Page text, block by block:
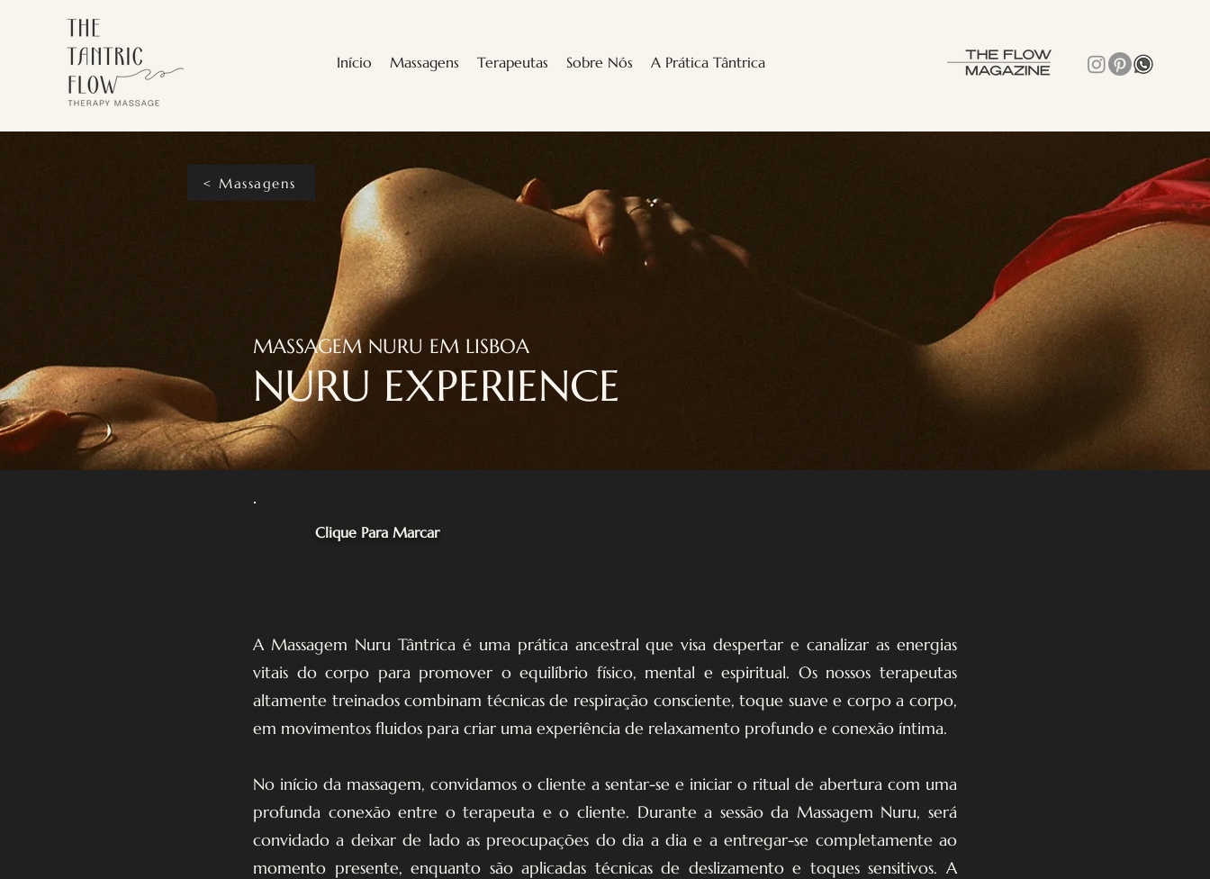
Início Massagens Terapeutas Sobre Nós A Prática Tântrica
NURU EXPERIENCE
MASSAGEM NURU EM LISBOA
< Massagens
Clique Para Marcar
A Massagem Nuru Tântrica é uma prática ancestral que visa despertar e canalizar as energias
vitais do corpo para promover o equilíbrio físico, mental e espiritual. Os nossos terapeutas
altamente treinados combinam técnicas de respiração consciente, toque suave e corpo a corpo,
em movimentos fluidos para criar uma experiência de relaxamento profundo e conexão íntima.
No início da massagem, convidamos o cliente a sentar-se e iniciar o ritual de abertura com uma
profunda conexão entre o terapeuta e o cliente. Durante a sessão da Massagem Nuru, será
convidado a deixar de lado as preocupações do dia a dia e a entregar-se completamente ao
momento presente, enquanto são aplicadas técnicas de deslizamento e toques sensitivos. A